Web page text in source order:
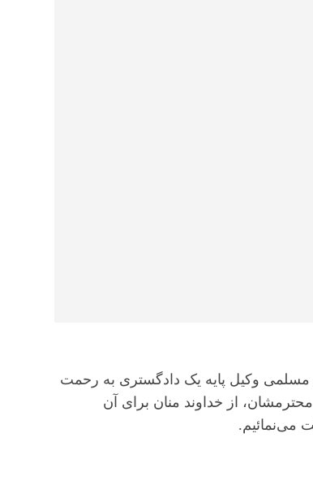
مسلمی وکیل پایه یک دادگستری به رحمت
از خداوند منان برای آن
می‌نمائیم.